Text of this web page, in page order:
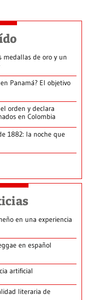
medallas de oro y un
Panamá? El objetivo
orden y declara
en Colombia
1882: la noche que
en una experiencia
en español
artificial
literaria de